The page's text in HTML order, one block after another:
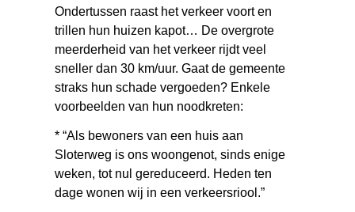
Ondertussen raast het verkeer voort en
trillen hun huizen kapot… De overgrote
meerderheid van het verkeer rijdt veel
sneller dan 30 km/uur. Gaat de gemeente
straks hun schade vergoeden? Enkele
voorbeelden van hun noodkreten:
* “Als bewoners van een huis aan
Sloterweg is ons woongenot, sinds enige
weken, tot nul gereduceerd. Heden ten
dage wonen wij in een verkeersriool.”